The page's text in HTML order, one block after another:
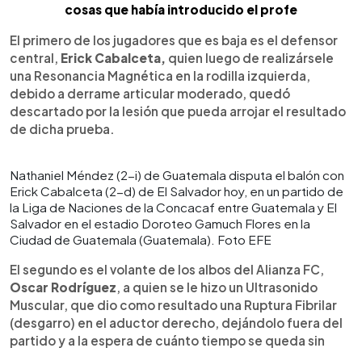
cosas que había introducido el profe
El primero de los jugadores que es baja es el defensor
central, Erick Cabalceta, quien luego de realizársele
una Resonancia Magnética en la rodilla izquierda,
debido a derrame articular moderado, quedó
descartado por la lesión que pueda arrojar el resultado
de dicha prueba.
Nathaniel Méndez (2-i) de Guatemala disputa el balón con
Erick Cabalceta (2-d) de El Salvador hoy, en un partido de
la Liga de Naciones de la Concacaf entre Guatemala y El
Salvador en el estadio Doroteo Gamuch Flores en la
Ciudad de Guatemala (Guatemala). Foto EFE
El segundo es el volante de los albos del Alianza FC,
Oscar Rodríguez, a quien se le hizo un Ultrasonido
Muscular, que dio como resultado una Ruptura Fibrilar
(desgarro) en el aductor derecho, dejándolo fuera del
partido y a la espera de cuánto tiempo se queda sin